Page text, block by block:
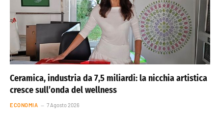
Ceramica, industria da 7,5 miliardi: la nicchia artistica
cresce sull’onda del wellness
ECONOMIA 7 Agosto 2026